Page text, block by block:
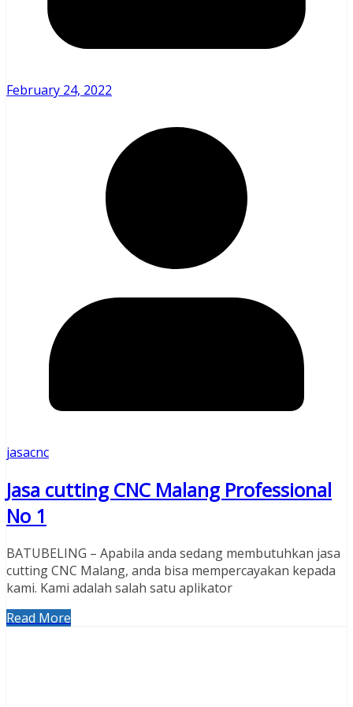
February 24, 2022
jasacnc
Jasa cutting CNC Malang Professional
No 1
BATUBELING – Apabila anda sedang membutuhkan jasa
cutting CNC Malang, anda bisa mempercayakan kepada
kami. Kami adalah salah satu aplikator
Read More